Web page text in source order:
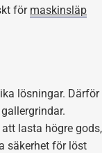
för maskinsläp
lösningar. Därför
lasta högre gods,
säkerhet för löst